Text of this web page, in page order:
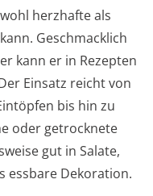
herzhafte als
Geschmacklich
kann er in Rezepten
Einsatz reicht von
bis hin zu
oder getrocknete
gut in Salate,
essbare Dekoration.